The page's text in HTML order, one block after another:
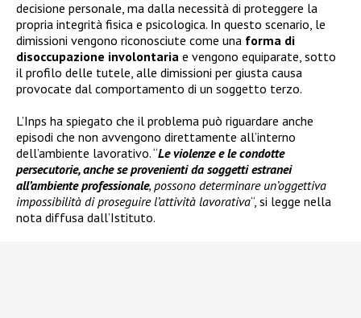
decisione personale, ma dalla necessità di proteggere la
propria integrità fisica e psicologica. In questo scenario, le
dimissioni vengono riconosciute come una forma di
disoccupazione involontaria e vengono equiparate, sotto
il profilo delle tutele, alle dimissioni per giusta causa
provocate dal comportamento di un soggetto terzo.
L’Inps ha spiegato che il problema può riguardare anche
episodi che non avvengono direttamente all’interno
dell’ambiente lavorativo. “Le violenze e le condotte
persecutorie, anche se provenienti da soggetti estranei
all’ambiente professionale, possono determinare un’oggettiva
impossibilità di proseguire l’attività lavorativa“, si legge nella
nota diffusa dall’Istituto.